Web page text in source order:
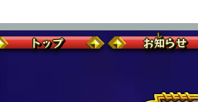
トップ お知らせ